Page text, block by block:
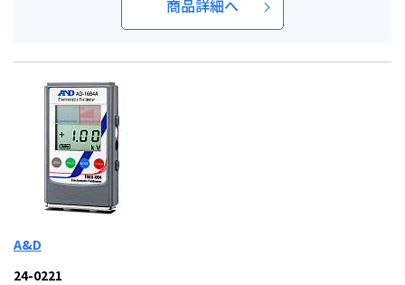
商品詳細へ
A&D
24-0221